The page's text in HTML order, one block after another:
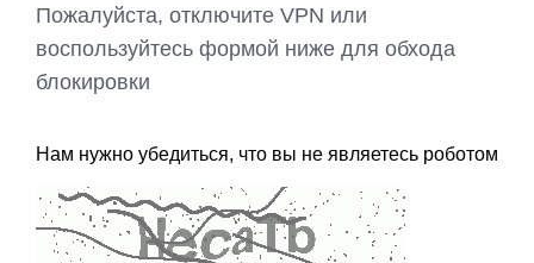
Пожалуйста, отключите VPN или
воспользуйтесь формой ниже для обхода
блокировки
Нам нужно убедиться, что вы не являетесь роботом